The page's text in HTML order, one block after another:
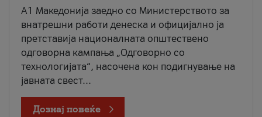
A1 Македонија заедно со Министерството за
внатрешни работи денеска и официјално ја
претставија националната општествено
одговорна кампања „Одговорно со
технологијата“, насочена кон подигнување на
јавната свест...
Дознај повеќе